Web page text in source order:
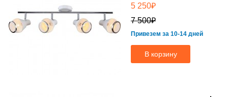
5 250₽
7 500₽
Привезем за 10-14 дней
В корзину